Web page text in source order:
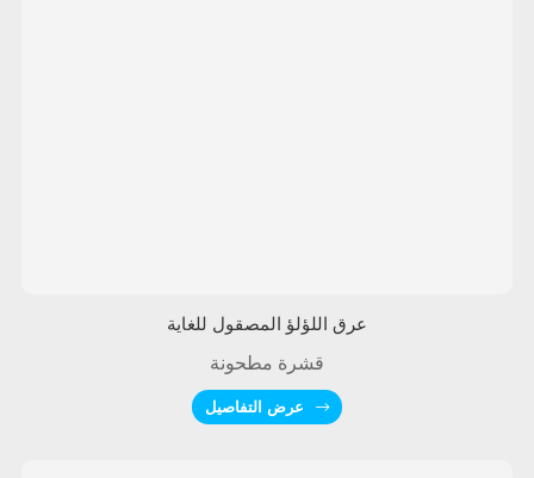
عرق اللؤلؤ المصقول للغاية
قشرة مطحونة
عرض التفاصيل